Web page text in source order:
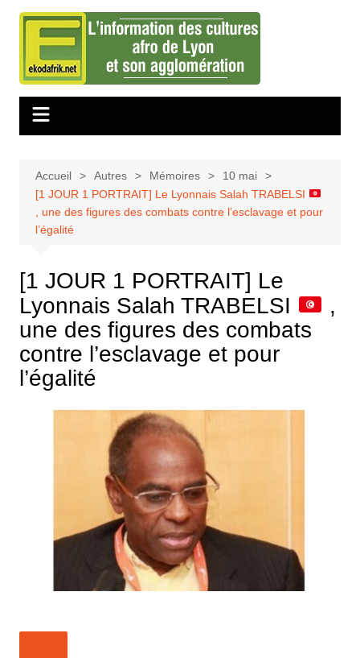
Aller
contenu
Accueil Autres Mémoires
10 mai
[1 JOUR 1 PORTRAIT] Le Lyonnais Salah TRABELSI
, une des figures des combats contre l’esclavage et pour
l’égalité
[1 JOUR 1 PORTRAIT] Le
Lyonnais Salah TRABELSI
,
une des figures des combats
contre l’esclavage et pour
l’égalité